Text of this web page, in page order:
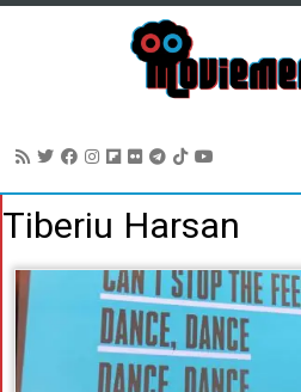
Saltar
Tiberiu Harsan